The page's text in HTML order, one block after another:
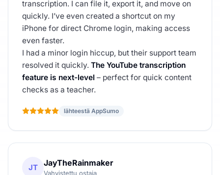
transcription. I can file it, export it, and move on
quickly. I’ve even created a shortcut on my
iPhone for direct Chrome login, making access
even faster.
I had a minor login hiccup, but their support team
resolved it quickly. The YouTube transcription
feature is next-level – perfect for quick content
checks as a teacher.
lähteestä AppSumo
JT JayTheRainmaker
Vahvistettu ostaja